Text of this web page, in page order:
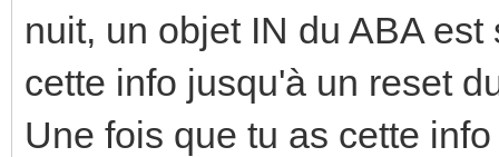
nuit, un objet IN du ABA
cette info jusqu'à un reset
Une fois que tu as cette